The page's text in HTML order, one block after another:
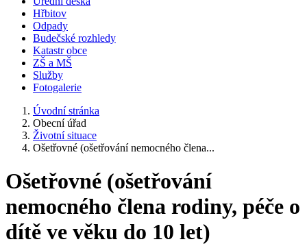
Hřbitov
Odpady
Budečské rozhledy
Katastr obce
ZŠ a MŠ
Služby
Fotogalerie
Úvodní stránka
Obecní úřad
Životní situace
Ošetřovné (ošetřování nemocného člena...
Ošetřovné (ošetřování
nemocného člena rodiny, péče o
dítě ve věku do 10 let)